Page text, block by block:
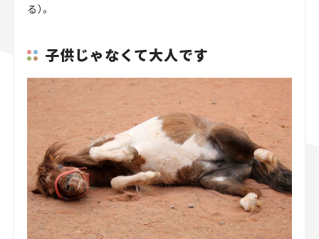
る）。
子供じゃなくて大人です